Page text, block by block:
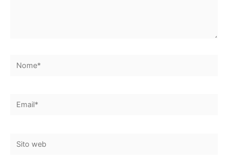
Nome*
Email*
Sito